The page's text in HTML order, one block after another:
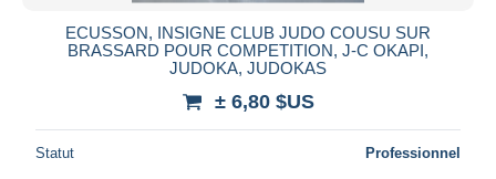
ECUSSON, INSIGNE CLUB JUDO COUSU SUR
BRASSARD POUR COMPETITION, J-C OKAPI,
JUDOKA, JUDOKAS
± 6,80 $US
Statut Professionnel